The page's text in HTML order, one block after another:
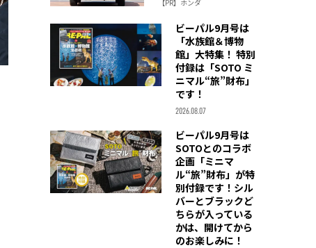
【PR】ホンダ
ビーパル9月号は
「水族館＆博物
館」大特集！ 特別
付録は「SOTO ミ
ニマル“旅”財布」
です！
2026.08.07
ビーパル9月号は
SOTOとのコラボ
企画「ミニマ
ル“旅”財布」が特
別付録です！シル
バーとブラックど
ちらが入っている
かは、開けてから
のお楽しみに！